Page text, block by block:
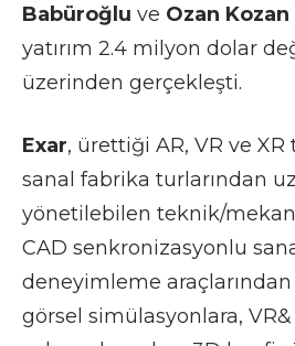
Babüroğlu ve Ozan Kozan
yatırım 2.4 milyon dolar
üzerinden gerçekleşti.
Exar, ürettiği AR, VR ve
sanal fabrika turlarından
yönetilebilen teknik/
CAD senkronizasyonlu
deneyimleme
görsel simülasyonlara, VR&